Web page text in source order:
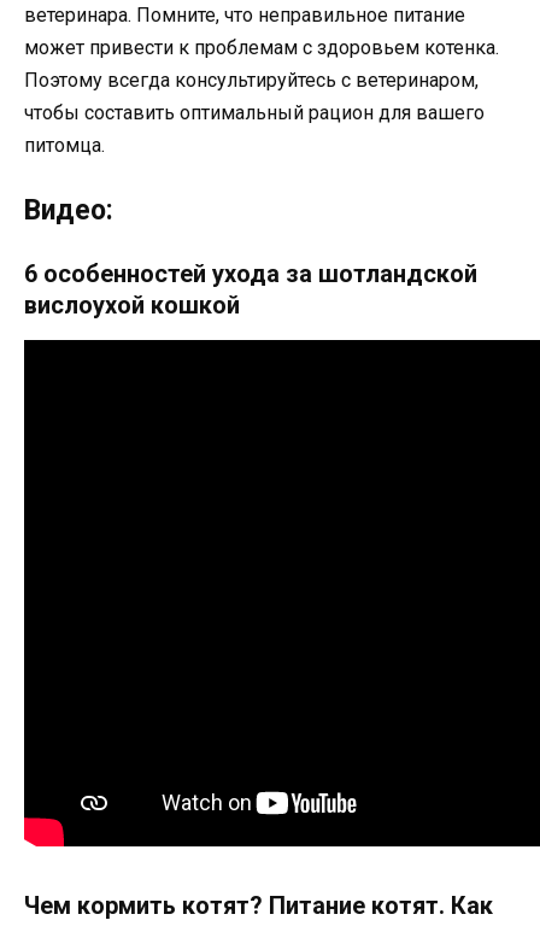
ветеринара. Помните, что неправильное питание
может привести к проблемам с здоровьем котенка.
Поэтому всегда консультируйтесь с ветеринаром,
чтобы составить оптимальный рацион для вашего
питомца.
Видео:
6 особенностей ухода за шотландской
вислоухой кошкой
Чем кормить котят? Питание котят. Как